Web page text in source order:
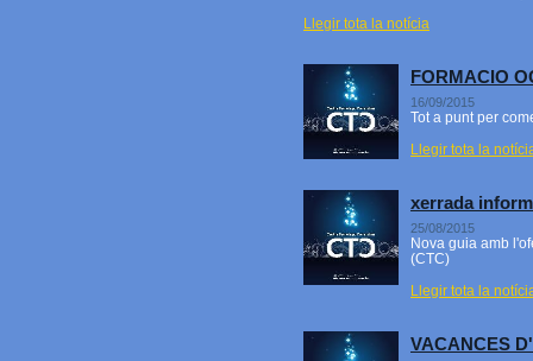
Llegir tota la notícia
FORMACIO
16/09/2015
Tot a punt per
Llegir tota la
xerrada
25/08/2015
Nova guia amb
(CTC)
Llegir tota la
VACANCES